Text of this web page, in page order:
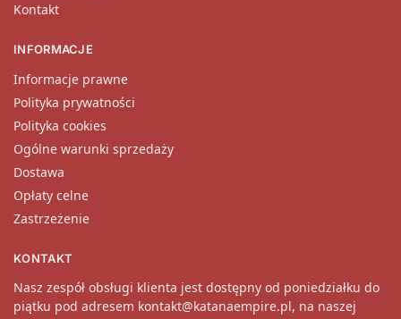
Kontakt
INFORMACJE
Informacje prawne
Polityka prywatności
Polityka cookies
Ogólne warunki sprzedaży
Dostawa
Opłaty celne
Zastrzeżenie
KONTAKT
Nasz zespół obsługi klienta jest dostępny od poniedziałku do
piątku pod adresem kontakt@katanaempire.pl, na naszej